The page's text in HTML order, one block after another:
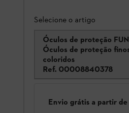
Selecione o artigo
Óculos de proteção
Óculos de proteção
coloridos
Ref. 00008840378
Envio grátis a partir